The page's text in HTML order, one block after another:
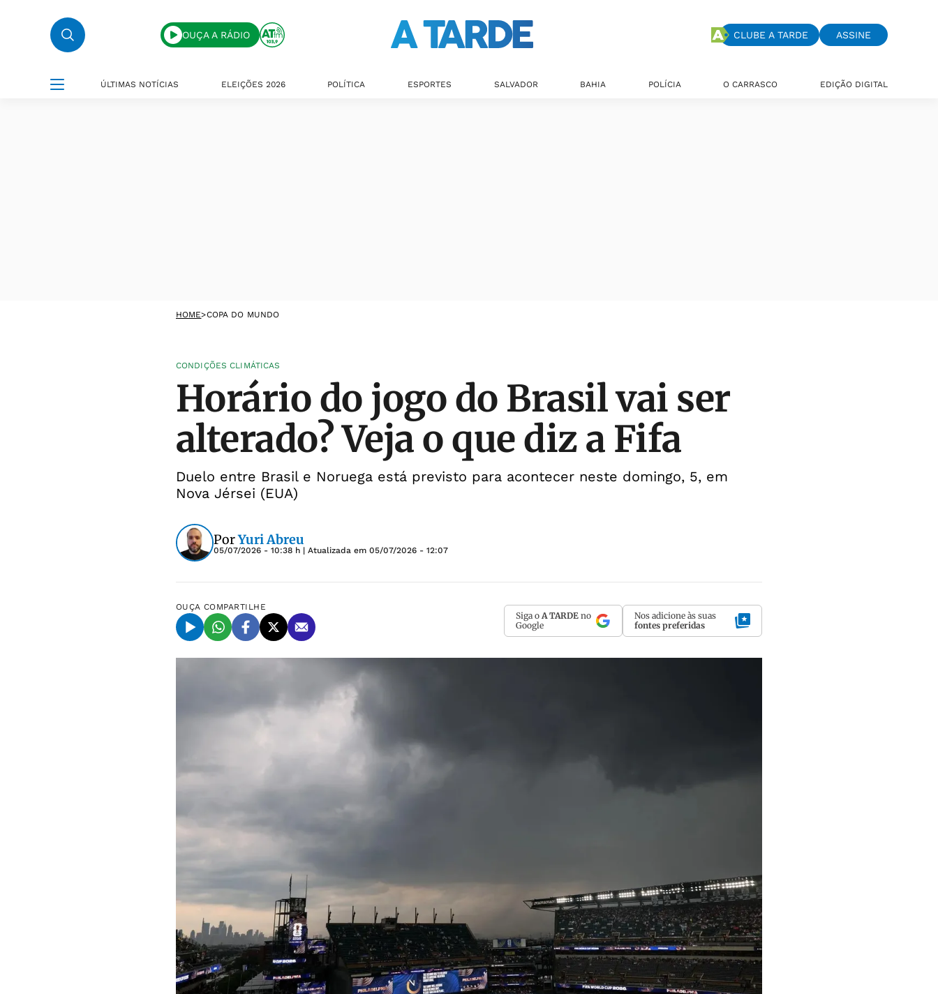
OUÇA A RÁDIO CLUBE A TARDE ASSINE
ÚLTIMAS NOTÍCIAS ELEIÇÕES 2026 POLÍTICA ESPORTES SALVADOR BAHIA POLÍCIA O CARRASCO EDIÇÃO DIGITAL
HOME>COPA DO MUNDO
CONDIÇÕES CLIMÁTICAS
Horário do jogo do Brasil vai ser
alterado? Veja o que diz a Fifa
Duelo entre Brasil e Noruega está previsto para acontecer neste domingo, 5, em
Nova Jérsei (EUA)
PorYuri Abreu
05/07/2026 - 10:38 h | Atualizada em 05/07/2026 - 12:07
OUÇA COMPARTILHE
Siga o A TARDE no
Google
Nos adicione às suas
fontes preferidas